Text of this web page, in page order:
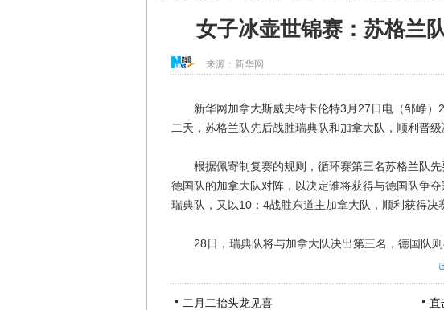
女子冰壶世锦赛：苏格兰
来源： 新华网
新华网加拿大斯威夫特卡伦特3月27日电（邹峥）
二天，苏格兰队先后战胜瑞典队和加拿大队，顺利晋级
根据佩寄制复赛的规则，循环赛第三名苏格兰队先
德国队的加拿大队对阵，以决定谁将获得与德国队争
瑞典队，又以10：4战胜东道主加拿大队，顺利获得决
28日，瑞典队将与加拿大队决出第三名，德国队则
二月二抬头龙见喜 直